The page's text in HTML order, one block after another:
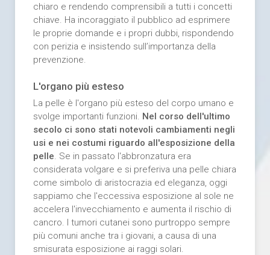
chiaro e rendendo comprensibili a tutti i concetti
chiave. Ha incoraggiato il pubblico ad esprimere
le proprie domande e i propri dubbi, rispondendo
con perizia e insistendo sull’importanza della
prevenzione.
L'organo più esteso
La pelle è l'organo più esteso del corpo umano e
svolge importanti funzioni. Nel corso dell'ultimo
secolo ci sono stati notevoli cambiamenti negli
usi e nei costumi riguardo all'esposizione della
pelle. Se in passato l'abbronzatura era
considerata volgare e si preferiva una pelle chiara
come simbolo di aristocrazia ed eleganza, oggi
sappiamo che l'eccessiva esposizione al sole ne
accelera l'invecchiamento e aumenta il rischio di
cancro. I tumori cutanei sono purtroppo sempre
più comuni anche tra i giovani, a causa di una
smisurata esposizione ai raggi solari.